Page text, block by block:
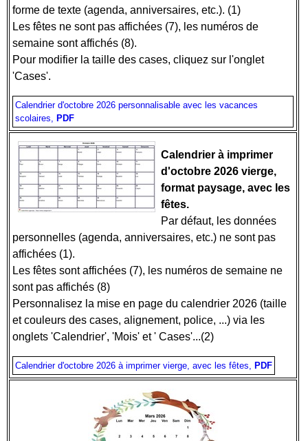
forme de texte (agenda, anniversaires, etc.). (1)
Les fêtes ne sont pas affichées (7), les numéros de
semaine sont affichés (8).
Pour modifier la taille des cases, cliquez sur l'onglet
'Cases'.
Calendrier d'octobre 2026 personnalisable avec les vacances
scolaires, PDF
Calendrier à imprimer
d'octobre 2026 vierge,
format paysage, avec les
fêtes.
Par défaut, les données
personnelles (agenda, anniversaires, etc.) ne sont pas
affichées (1).
Les fêtes sont affichées (7), les numéros de semaine ne
sont pas affichés (8)
Personnalisez la mise en page du calendrier 2026 (taille
et couleurs des cases, alignement, police, ...) via les
onglets 'Calendrier', 'Mois' et ' Cases'...(2)
Calendrier d'octobre 2026 à imprimer vierge, avec les fêtes, PDF